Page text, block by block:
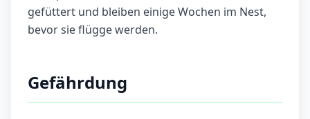
gefüttert und bleiben einige Wochen im Nest,
bevor sie flügge werden.
Gefährdung